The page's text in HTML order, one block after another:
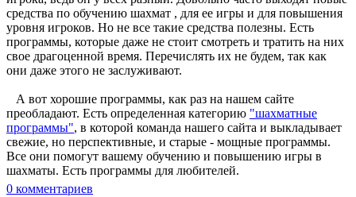
средства по обучению шахмат , для ее игры и для повышения
уровня игроков. Но не все такие средства полезны. Есть
программы, которые даже не стоит смотреть и тратить на них
свое драгоценной время. Перечислять их не будем, так как
они даже этого не заслуживают.
А вот хорошие программы, как раз на нашем сайте
преобладают. Есть определенная категорию "шахматные
программы", в которой команда нашего сайта и выкладывает
свежие, но перспективные, и старые - мощные программы.
Все они помогут вашему обучению и повышению игры в
шахматы. Есть программы для любителей.
0 комментариев